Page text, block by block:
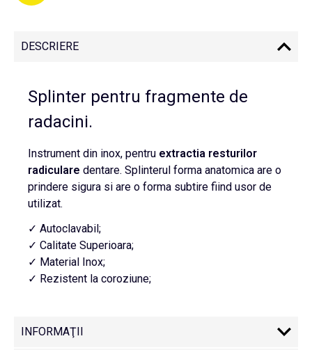
DESCRIERE
Splinter pentru fragmente de
radacini.
Instrument din inox, pentru extractia resturilor
radiculare dentare. Splinterul forma anatomica are o
prindere sigura si are o forma subtire fiind usor de
utilizat.
✓ Autoclavabil;
✓ Calitate Superioara;
✓ Material Inox;
✓ Rezistent la coroziune;
INFORMAŢII